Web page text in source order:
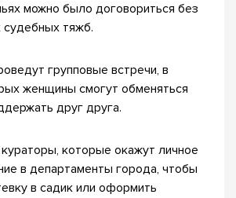
можно было договориться без
судебных тяжб.
групповые встречи, в
женщины смогут обменяться
друг друга.
которые окажут личное
в департаменты города, чтобы
в садик или оформить